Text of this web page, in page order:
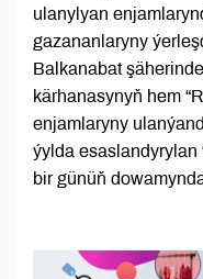
ulanylyan
gazananlaryny
Balkanabat
kärhanasynyň hem
enjamlaryny
ýylda esaslandyrylan
bir günüň